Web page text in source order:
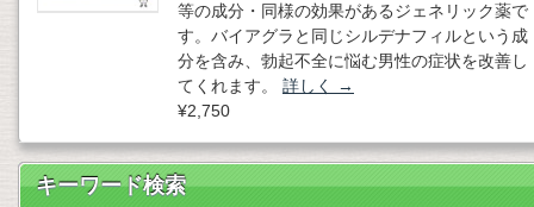
等の成分・同様の効果があるジェネリック薬で
す。バイアグラと同じシルデナフィルという成
分を含み、勃起不全に悩む男性の症状を改善し
てくれます。 詳しく
→
¥2,750
キーワード検索